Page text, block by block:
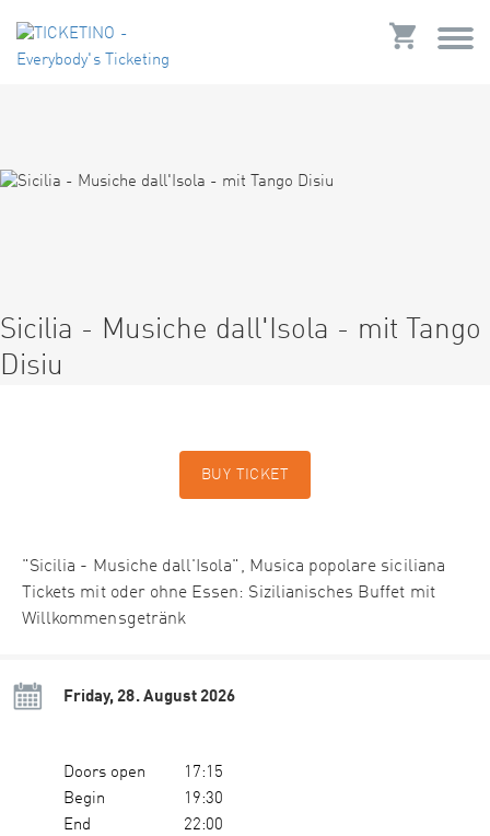
Sicilia - Musiche dall'Isola - mit Tango
Disiu
BUY TICKET
"Sicilia - Musiche dall'Isola", Musica popolare siciliana
Tickets mit oder ohne Essen: Sizilianisches Buffet mit
Willkommensgetränk
Friday, 28. August 2026
Doors open
17:15
Begin
19:30
End
22:00